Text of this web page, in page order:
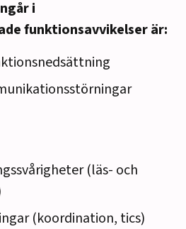
i
funktionsavvikelser är:
(läs- och
(koordination, tics)